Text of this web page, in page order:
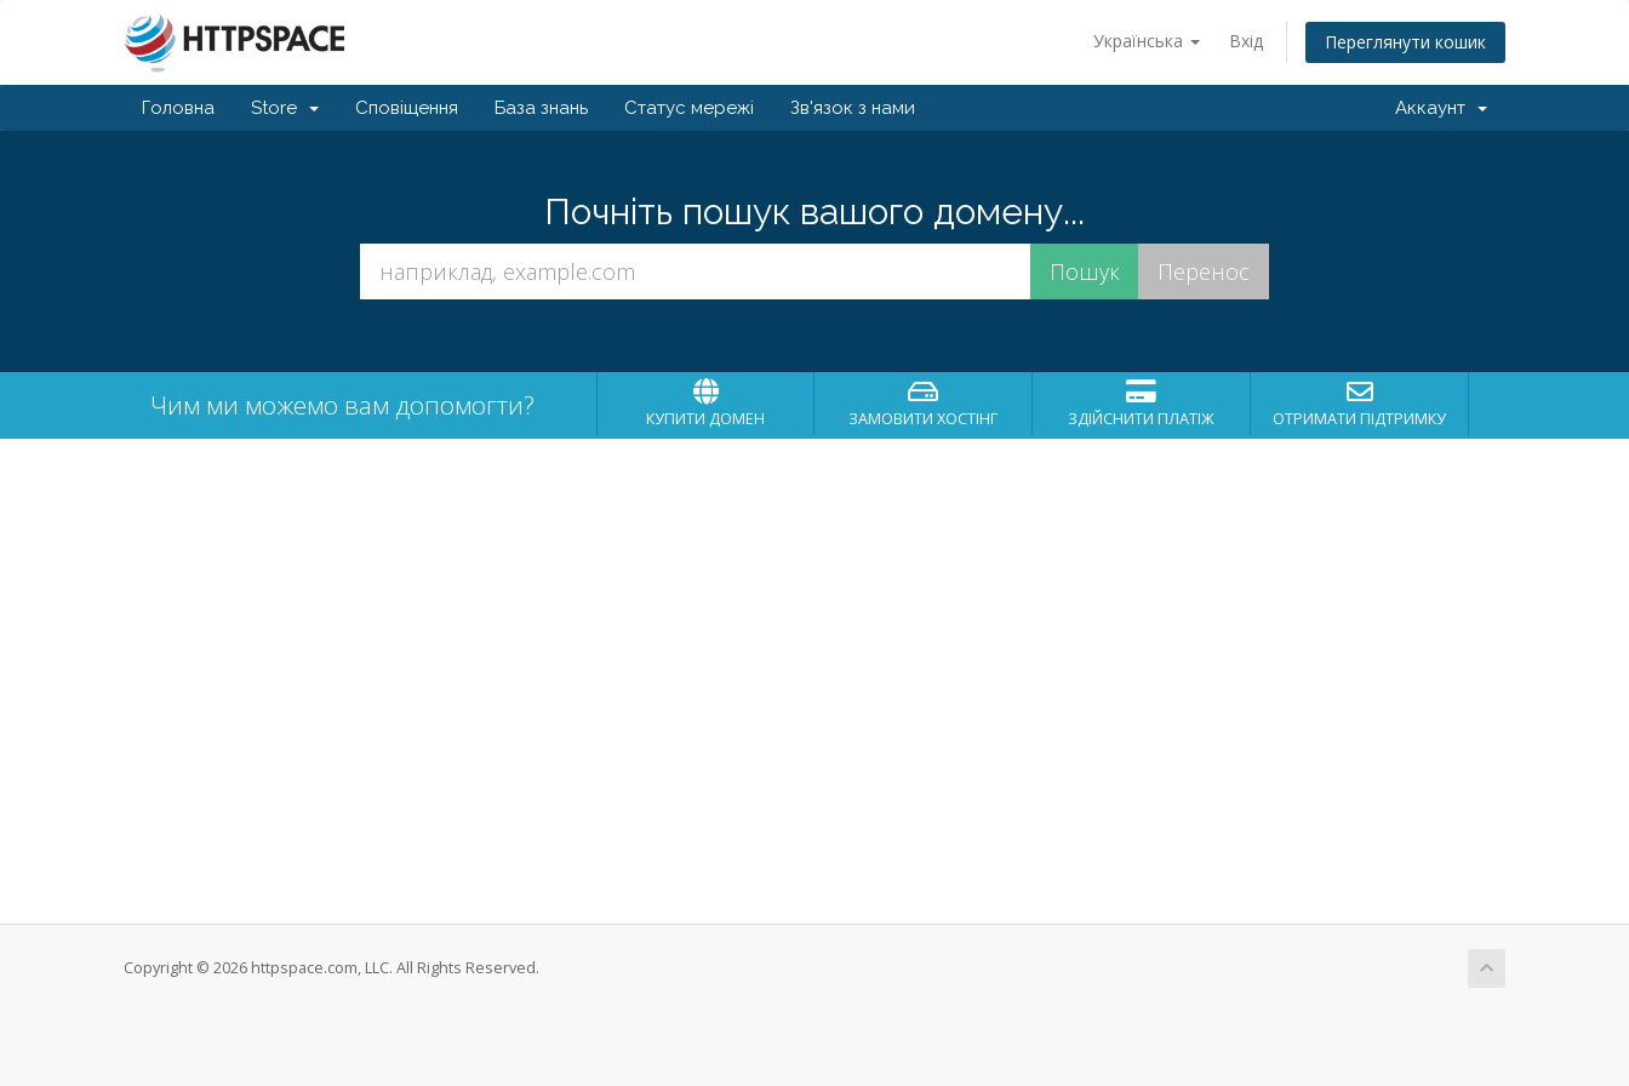
Українська Вхід Переглянути кошик
Головна Store Сповіщення База знань Статус мережі Зв'язок з нами Аккаунт
Почніть пошук вашого домену...
Чим ми можемо вам допомогти? КУПИТИ ДОМЕН ЗАМОВИТИ ХОСТІНГ ЗДІЙСНИТИ ПЛАТІЖ ОТРИМАТИ ПІДТРИМКУ
Copyright © 2026 httpspace.com, LLC. All Rights Reserved.